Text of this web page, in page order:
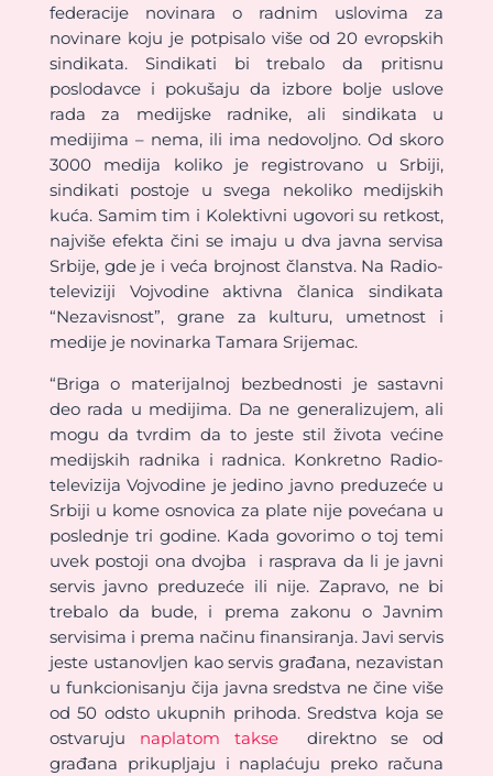
federacije novinara o radnim uslovima za
novinare koju je potpisalo više od 20 evropskih
sindikata. Sindikati bi trebalo da pritisnu
poslodavce i pokušaju da izbore bolje uslove
rada za medijske radnike, ali sindikata u
medijima – nema, ili ima nedovoljno. Od skoro
3000 medija koliko je registrovano u Srbiji,
sindikati postoje u svega nekoliko medijskih
kuća. Samim tim i Kolektivni ugovori su retkost,
najviše efekta čini se imaju u dva javna servisa
Srbije, gde je i veća brojnost članstva. Na Radio-
televiziji Vojvodine aktivna članica sindikata
“Nezavisnost”, grane za kulturu, umetnost i
medije je novinarka Tamara Srijemac.
“Briga o materijalnoj bezbednosti je sastavni
deo rada u medijima. Da ne generalizujem, ali
mogu da tvrdim da to jeste stil života većine
medijskih radnika i radnica. Konkretno Radio-
televizija Vojvodine je jedino javno preduzeće u
Srbiji u kome osnovica za plate nije povećana u
poslednje tri godine. Kada govorimo o toj temi
uvek postoji ona dvojba i rasprava da li je javni
servis javno preduzeće ili nije. Zapravo, ne bi
trebalo da bude, i prema zakonu o Javnim
servisima i prema načinu finansiranja. Javi servis
jeste ustanovljen kao servis građana, nezavistan
u funkcionisanju čija javna sredstva ne čine više
od 50 odsto ukupnih prihoda. Sredstva koja se
ostvaruju naplatom taksedirektno se od
građana prikupljaju i naplaćuju preko računa